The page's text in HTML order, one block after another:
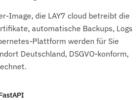
Image, die LAY7 cloud betreibt die
automatische Backups, Logs
Plattform werden für Sie
Deutschland, DSGVO-konform,